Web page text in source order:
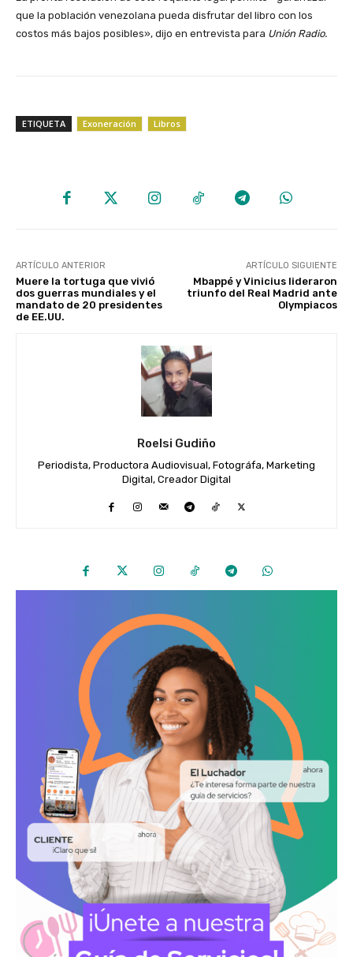
que la población venezolana pueda disfrutar del libro con los
costos más bajos posibles», dijo en entrevista para Unión Radio.
ETIQUETA Exoneración Libros
ARTÍCULO ANTERIOR
Muere la tortuga que vivió
dos guerras mundiales y el
mandato de 20 presidentes
de EE.UU.
ARTÍCULO SIGUIENTE
Mbappé y Vinicius lideraron
triunfo del Real Madrid ante
Olympiacos
Roelsi Gudiño
Periodista, Productora Audiovisual, Fotográfa, Marketing
Digital, Creador Digital